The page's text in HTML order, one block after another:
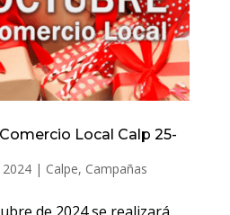
Local Calp 25-
| Calpe, Campañas